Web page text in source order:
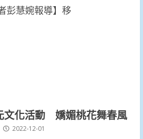
彭慧婉報導】移
文化活動 嬌媚桃花舞春風
2022-12-01